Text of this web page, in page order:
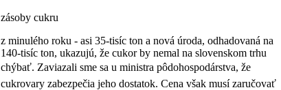
zásoby cukru
z minulého roku - asi 35-tisíc ton a nová úroda, odhadovaná na
140-tisíc ton, ukazujú, že cukor by nemal na slovenskom trhu
chýbať. Zaviazali sme sa u ministra pôdohospodárstva, že
cukrovary zabezpečia jeho dostatok. Cena však musí zaručovať